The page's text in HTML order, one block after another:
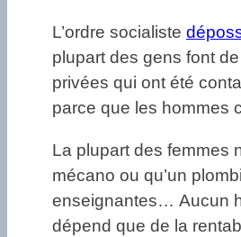
L’ordre socialiste
plupart des gens font
privées qui ont été
parce que les hommes
La plupart des femmes
mécano ou qu’un
enseignantes… Aucun
dépend que de la